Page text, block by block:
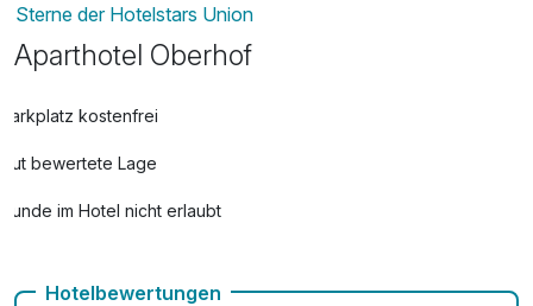
Sterne der Hotelstars Union
Aparthotel Oberhof
Parkplatz kostenfrei
Gut bewertete Lage
Hunde im Hotel nicht erlaubt
Hotelbewertungen